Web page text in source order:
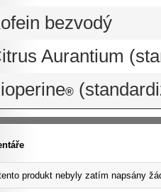
bezvodý
Aurantium
®
produkt nebyly zatím napsány